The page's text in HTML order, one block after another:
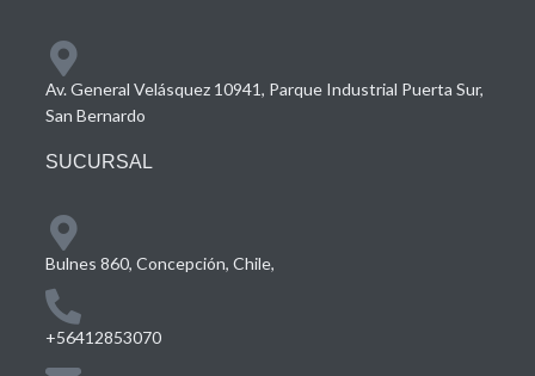
Av. General Velásquez 10941, Parque Industrial Puerta Sur,
San Bernardo
SUCURSAL
Bulnes 860, Concepción, Chile,
+56412853070